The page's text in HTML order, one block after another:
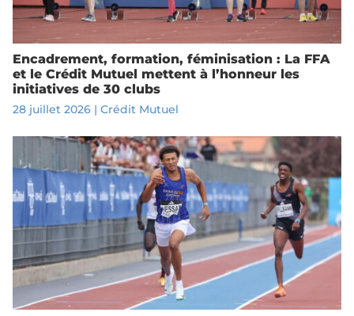
Encadrement, formation, féminisation : La FFA
et le Crédit Mutuel mettent à l’honneur les
initiatives de 30 clubs
28 juillet 2026| Crédit Mutuel